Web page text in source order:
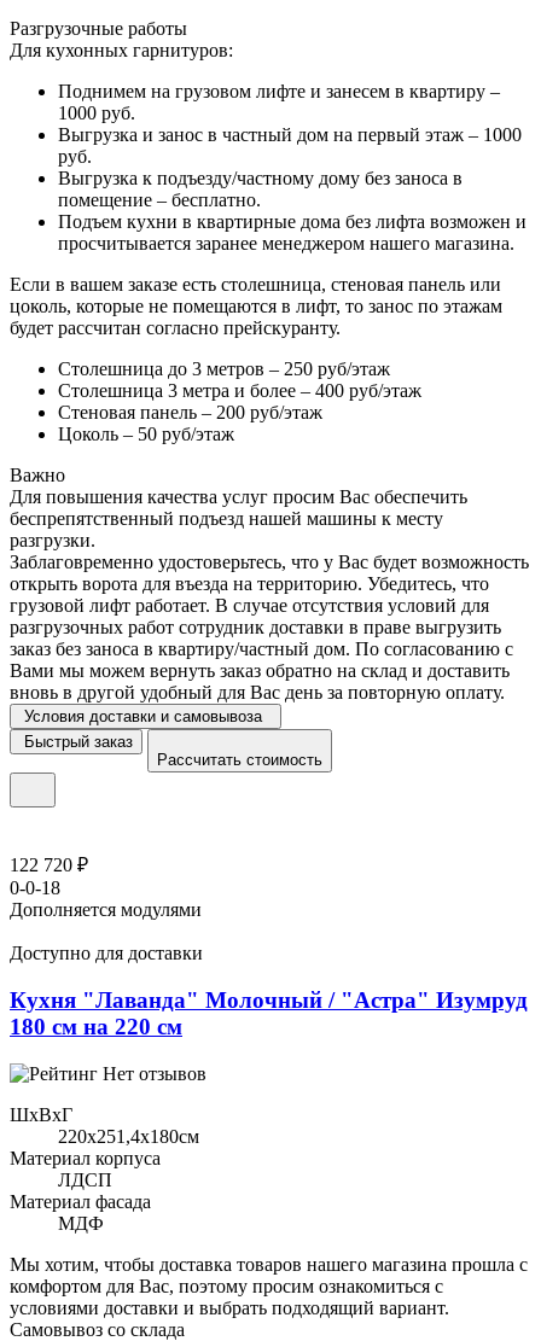
Разгрузочные работы
Для кухонных гарнитуров:
Поднимем на грузовом лифте и занесем в квартиру –
1000 руб.
Выгрузка и занос в частный дом на первый этаж – 1000
руб.
Выгрузка к подъезду/частному дому без заноса в
помещение – бесплатно.
Подъем кухни в квартирные дома без лифта возможен и
просчитывается заранее менеджером нашего магазина.
Если в вашем заказе есть столешница, стеновая панель или
цоколь, которые не помещаются в лифт, то занос по этажам
будет рассчитан согласно прейскуранту.
Столешница до 3 метров – 250 руб/этаж
Столешница 3 метра и более – 400 руб/этаж
Стеновая панель – 200 руб/этаж
Цоколь – 50 руб/этаж
Важно
Для повышения качества услуг просим Вас обеспечить
беспрепятственный подъезд нашей машины к месту
разгрузки.
Заблаговременно удостоверьтесь, что у Вас будет возможность
открыть ворота для въезда на территорию. Убедитесь, что
грузовой лифт работает. В случае отсутствия условий для
разгрузочных работ сотрудник доставки в праве выгрузить
заказ без заноса в квартиру/частный дом. По согласованию с
Вами мы можем вернуть заказ обратно на склад и доставить
вновь в другой удобный для Вас день за повторную оплату.
Условия доставки и самовывоза
Быстрый заказ
Рассчитать стоимость
122 720 ₽
0-0-18
Дополняется модулями
Доступно для доставки
Кухня "Лаванда" Молочный / "Астра" Изумруд
180 см на 220 см
Нет отзывов
ШхВхГ
220x251,4х180см
Материал корпуса
ЛДСП
Материал фасада
МДФ
Мы хотим, чтобы доставка товаров нашего магазина прошла с
комфортом для Вас, поэтому просим ознакомиться с
условиями доставки и выбрать подходящий вариант.
Самовывоз со склада